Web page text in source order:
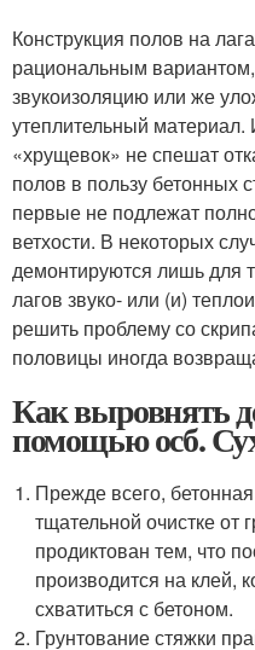
Конструкция полов на
рациональным вариантом,
звукоизоляцию или же
утеплительный
«хрущевок» не спешат
полов в пользу бетонных
первые не подлежат
ветхости. В некоторых
демонтируются лишь для
лагов звуко- или (и)
решить проблему со
половицы иногда
Как выровнять
помощью осб.
Прежде всего,
тщательной очистке от
продиктован тем, что
производится на клей,
схватиться с бетоном.
Грунтование стяжки